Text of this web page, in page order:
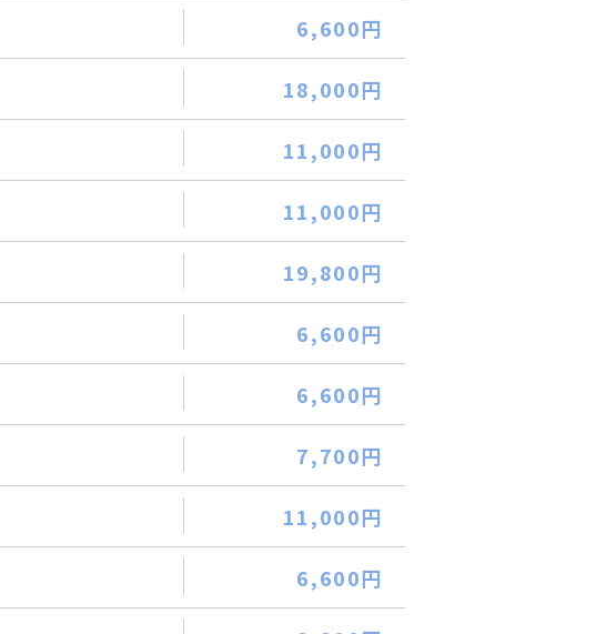
6,600円
18,000円
11,000円
11,000円
19,800円
6,600円
6,600円
7,700円
11,000円
6,600円